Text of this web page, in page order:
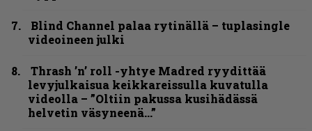
Blind Channel palaa rytinällä – tuplasingle
videoineen julki
Thrash ’n’ roll -yhtye Madred ryydittää
levyjulkaisua keikkareissulla kuvatulla
videolla – ”Oltiin pakussa kusihädässä
helvetin väsyneenä…”